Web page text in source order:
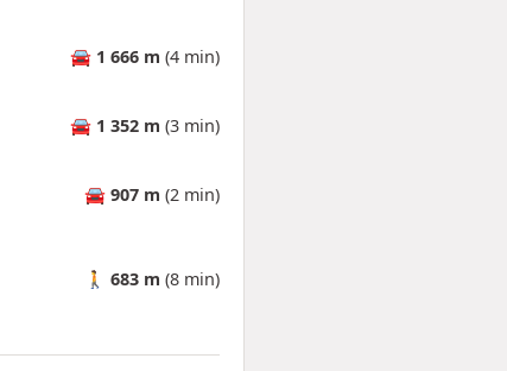
🚘 1 666 m (4 min)
🚘 1 352 m (3 min)
🚘 907 m (2 min)
🚶 683 m (8 min)